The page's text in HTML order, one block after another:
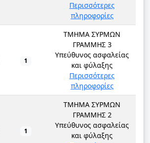
Περισσότερες
πληροφορίες
1
ΤΜΗΜΑ ΣΥΡΜΩΝ
ΓΡΑΜΜΗΣ 3
Υπεύθυνος ασφαλείας
και φύλαξης
Περισσότερες
πληροφορίες
1
ΤΜΗΜΑ ΣΥΡΜΩΝ
ΓΡΑΜΜΗΣ 2
Υπεύθυνος ασφαλείας
και φύλαξης